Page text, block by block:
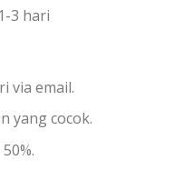
3 hari
via email.
yang cocok.